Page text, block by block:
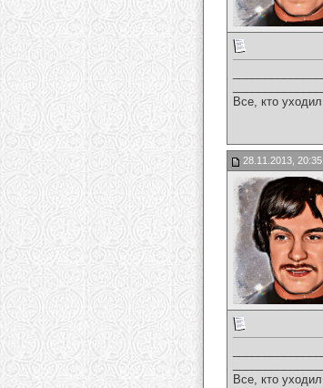
Все, кто
28.11.2013, 20:35
Все, кто